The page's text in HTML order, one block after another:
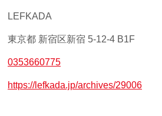
LEFKADA
東京都 新宿区新宿 5-12-4 B1F
0353660775
https://lefkada.jp/archives/29006